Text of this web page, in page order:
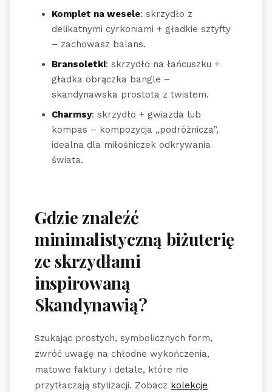
Komplet na wesele: skrzydło z
delikatnymi cyrkoniami + gładkie sztyfty
– zachowasz balans.
Bransoletki: skrzydło na łańcuszku +
gładka obrączka bangle –
skandynawska prostota z twistem.
Charmsy: skrzydło + gwiazda lub
kompas – kompozycja „podróżnicza”,
idealna dla miłośniczek odkrywania
świata.
Gdzie znaleźć
minimalistyczną biżuterię
ze skrzydłami
inspirowaną
Skandynawią?
Szukając prostych, symbolicznych form,
zwróć uwagę na chłodne wykończenia,
matowe faktury i detale, które nie
przytłaczają stylizacji. Zobacz kolekcje